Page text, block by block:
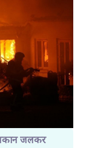
मकान जलकर